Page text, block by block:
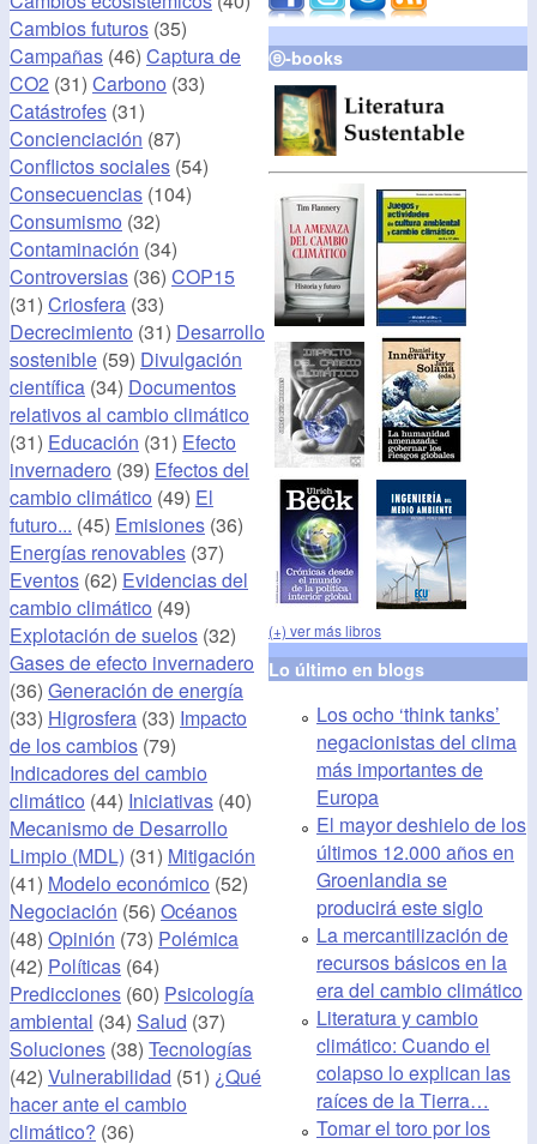
Cambios futuros (35)
Campañas (46) Captura de
CO2 (31) Carbono (33)
Catástrofes (31)
Concienciación (87)
Conflictos sociales (54)
Consecuencias (104)
Consumismo (32)
Contaminación (34)
Controversias (36) COP15
(31) Criosfera (33)
Decrecimiento (31) Desarrollo
sostenible (59) Divulgación
científica (34) Documentos
relativos al cambio climático
(31) Educación (31) Efecto
invernadero (39) Efectos del
cambio climático (49) El
futuro... (45) Emisiones (36)
Energías renovables (37)
Eventos (62) Evidencias del
cambio climático (49)
Explotación de suelos (32)
Gases de efecto invernadero
(36) Generación de energía
(33) Higrosfera (33) Impacto
de los cambios (79)
Indicadores del cambio
climático (44) Iniciativas (40)
Mecanismo de Desarrollo
Limpio (MDL) (31) Mitigación
(41) Modelo económico (52)
Negociación (56) Océanos
(48) Opinión (73) Polémica
(42) Políticas (64)
Predicciones (60) Psicología
ambiental (34) Salud (37)
Soluciones (38) Tecnologías
(42) Vulnerabilidad (51) ¿Qué
hacer ante el cambio
climático? (36)
ⓔ-books
(+) ver más libros
Lo último en blogs
Los ocho ‘think tanks’
negacionistas del clima
más importantes de
Europa
El mayor deshielo de los
últimos 12.000 años en
Groenlandia se
producirá este siglo
La mercantilización de
recursos básicos en la
era del cambio climático
Literatura y cambio
climático: Cuando el
colapso lo explican las
raíces de la Tierra…
Tomar el toro por los